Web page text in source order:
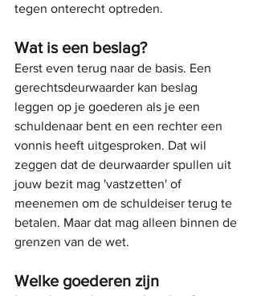
tegen onterecht optreden.
Wat is een beslag?
Eerst even terug naar de basis. Een
gerechtsdeurwaarder kan beslag
leggen op je goederen als je een
schuldenaar bent en een rechter een
vonnis heeft uitgesproken. Dat wil
zeggen dat de deurwaarder spullen uit
jouw bezit mag 'vastzetten' of
meenemen om de schuldeiser terug te
betalen. Maar dat mag alleen binnen de
grenzen van de wet.
Welke goederen zijn